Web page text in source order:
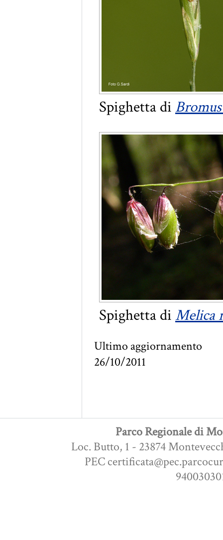
Spighetta di
Spighetta di Melica
Ultimo aggiornamento
26/10/2011
Parco Regionale di
Loc. Butto, 1 - 23874
PEC